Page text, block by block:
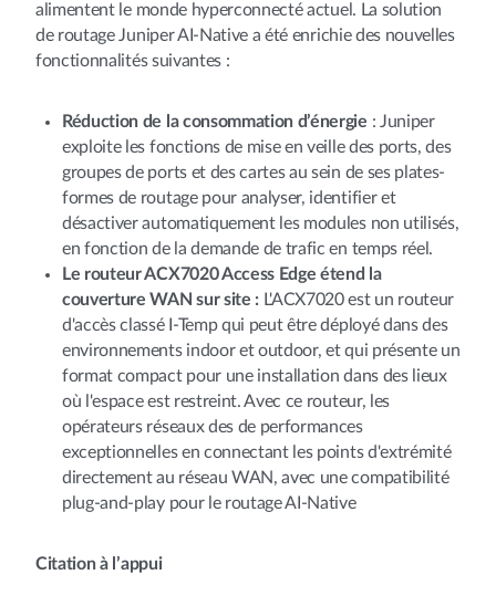
alimentent le monde hyperconnecté actuel. La solution
de routage Juniper AI-Native a été enrichie des nouvelles
fonctionnalités suivantes :
Réduction de la consommation d’énergie : Juniper
exploite les fonctions de mise en veille des ports, des
groupes de ports et des cartes au sein de ses plates-
formes de routage pour analyser, identifier et
désactiver automatiquement les modules non utilisés,
en fonction de la demande de trafic en temps réel.
Le routeur ACX7020 Access Edge étend la
couverture WAN sur site : L'ACX7020 est un routeur
d'accès classé I-Temp qui peut être déployé dans des
environnements indoor et outdoor, et qui présente un
format compact pour une installation dans des lieux
où l'espace est restreint. Avec ce routeur, les
opérateurs réseaux des de performances
exceptionnelles en connectant les points d'extrémité
directement au réseau WAN, avec une compatibilité
plug-and-play pour le routage AI-Native
Citation à l’appui